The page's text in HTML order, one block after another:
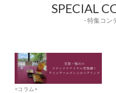
SPECIAL
- 特集コン
<コラム>